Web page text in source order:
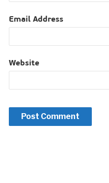
Email Address
Website